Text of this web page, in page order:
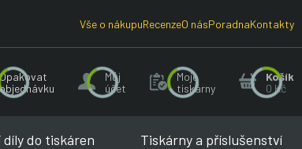
Vše o nákupuRecenzeO násPoradnaKontakty
Opakovat
objednávku
Můj
účet
Moje
tiskárny
Košík
0 Kč
díly do tiskáren Tiskárny a příslušenství